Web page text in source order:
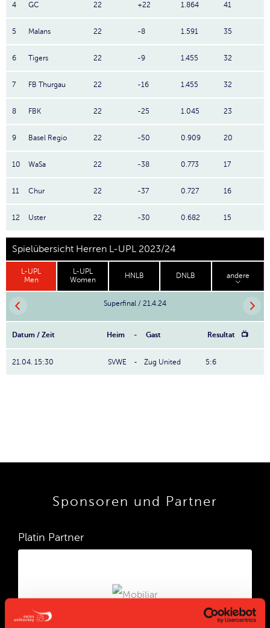
4 GC 22 +22 1.864 41
5 Malans 22 -8 1.591 35
6 Tigers 22 -9 1.455 32
7 FB Thurgau 22 -16 1.455 32
8 FBK 22 -25 1.045 23
9 Basel Regio 22 -50 0.909 20
10 WaSa 22 -38 0.773 17
11 Chur 22 -37 0.727 16
12 Uster 22 -30 0.682 15
Spielübersicht Herren L-UPL 2023/24
L-UPL
Men
L-UPL
Women
HNLB DNLB andere
Superfinal / 21.4.24
Datum / Zeit Heim - Gast Resultat 📺
21.04. 15:30 SVWE - Zug United 5:6
Sponsoren und Partner
Platin Partner